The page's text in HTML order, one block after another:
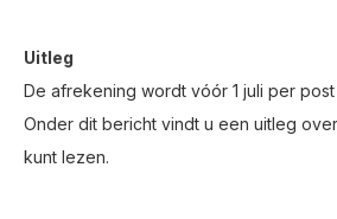
Uitleg
De afrekening wordt vóór 1 juli per
Onder dit bericht vindt u een uitleg
kunt lezen.